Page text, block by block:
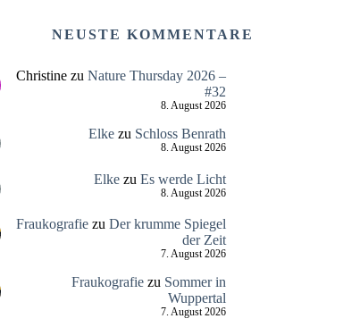
NEUSTE KOMMENTARE
Christinezu Nature Thursday 2026 –
#32
8. August 2026
Elkezu Schloss Benrath
8. August 2026
Elkezu Es werde Licht
8. August 2026
Fraukografiezu Der krumme Spiegel
der Zeit
7. August 2026
Fraukografiezu Sommer in
Wuppertal
7. August 2026